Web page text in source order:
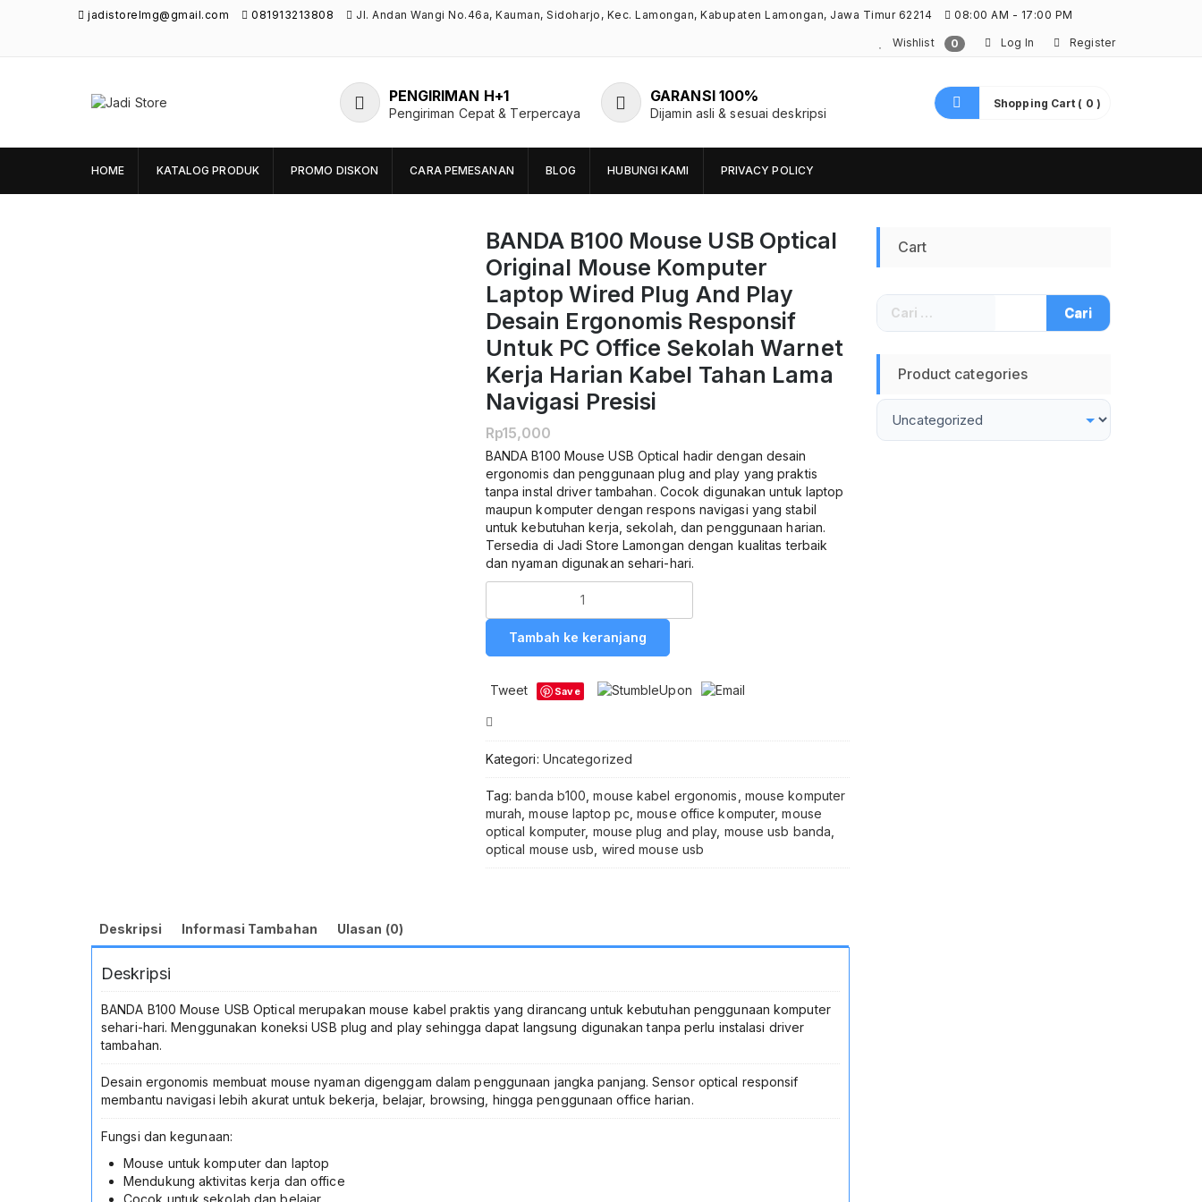
jadistorelmg@gmail.com 081913213808 Jl. Andan Wangi No.46a, Kauman, Sidoharjo, Kec. Lamongan, Kabupaten Lamongan, Jawa Timur 62214 08:00 AM - 17:00 PM
Wishlist 0 Log In Register
Unik di Lamongan
PENGIRIMAN H+1
Pengiriman Cepat & Terpercaya
GARANSI 100%
Dijamin asli & sesuai deskripsi
Shopping Cart ( 0 )
HOME KATALOG PRODUK PROMO DISKON CARA PEMESANAN BLOG HUBUNGI KAMI PRIVACY POLICY
BANDA B100 Mouse USB Optical
Original Mouse Komputer
Laptop Wired Plug And Play
Desain Ergonomis Responsif
Untuk PC Office Sekolah Warnet
Kerja Harian Kabel Tahan Lama
Navigasi Presisi
Rp15,000
BANDA B100 Mouse USB Optical hadir dengan desain
ergonomis dan penggunaan plug and play yang praktis
tanpa instal driver tambahan. Cocok digunakan untuk laptop
maupun komputer dengan respons navigasi yang stabil
untuk kebutuhan kerja, sekolah, dan penggunaan harian.
Tersedia di Jadi Store Lamongan dengan kualitas terbaik
dan nyaman digunakan sehari-hari.
B100
Mouse
USB
Original
Mouse
Wired
and
Play
Desain
Ergonomis
Sekolah
Kabel
Tahan
Presisi
Tambah ke keranjang
Tweet Save
Kategori: Uncategorized
Tag:banda b100 ,mouse kabel ergonomis mouse komputer
murah ,mouse laptop pc ,mouse office komputer,mouse
optical komputer, mouse plug and play, mouse usb banda
optical mouse usb wired mouse usb
Deskripsi Informasi Tambahan Ulasan (0)
Deskripsi
BANDA B100 Mouse USB Optical merupakan mouse kabel praktis yang dirancang untuk kebutuhan penggunaan komputer
sehari-hari. Menggunakan koneksi USB plug and play sehingga dapat langsung digunakan tanpa perlu instalasi driver
tambahan.
Desain ergonomis membuat mouse nyaman digenggam dalam penggunaan jangka panjang. Sensor optical responsif
membantu navigasi lebih akurat untuk bekerja, belajar, browsing, hingga penggunaan office harian.
Fungsi dan kegunaan:
Mouse untuk komputer dan laptop
Mendukung aktivitas kerja dan office
Cocok untuk sekolah dan belajar
Cart
Cari
untuk:
Product categories